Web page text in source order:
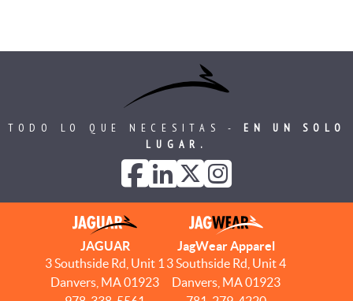
TODO LO QUE NECESITAS - EN UN SOLO
LUGAR.
JAGUAR
3 Southside Rd, Unit 1
Danvers, MA 01923
JagWear Apparel
3 Southside Rd, Unit 4
Danvers, MA 01923